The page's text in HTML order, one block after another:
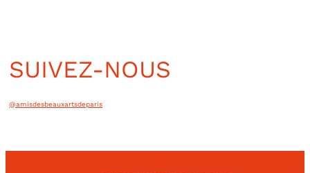
REJOIGNEZ LES AMIS
SUIVEZ-NOUS
@amisdesbeauxartsdeparis